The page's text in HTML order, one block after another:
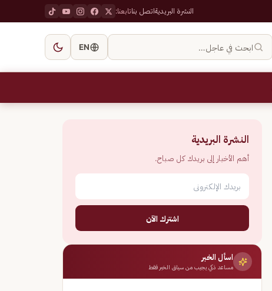
النشرة البريديةاتصل بناتابعنا:
ابحث في عاجل… EN
النشرة البريدية
أهم الأخبار إلى بريدك كل صباح.
اشترك الآن
اسأل الخبر
مساعد ذكي يجيب من سياق الخبر فقط